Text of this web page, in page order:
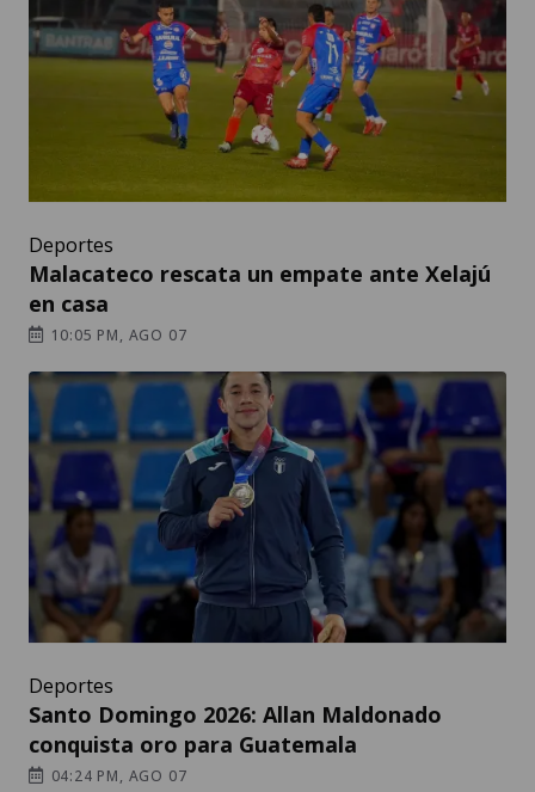
Deportes
Malacateco rescata un empate ante Xelajú
en casa
10:05 PM, AGO 07
Deportes
Santo Domingo 2026: Allan Maldonado
conquista oro para Guatemala
04:24 PM, AGO 07